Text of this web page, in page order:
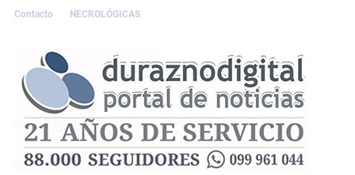
Contacto NECROLÓGICAS